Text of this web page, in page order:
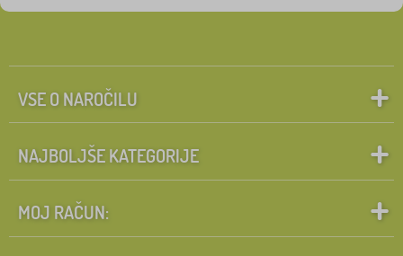
VSE O NAROČILU
NAJBOLJŠE KATEGORIJE
MOJ RAČUN: